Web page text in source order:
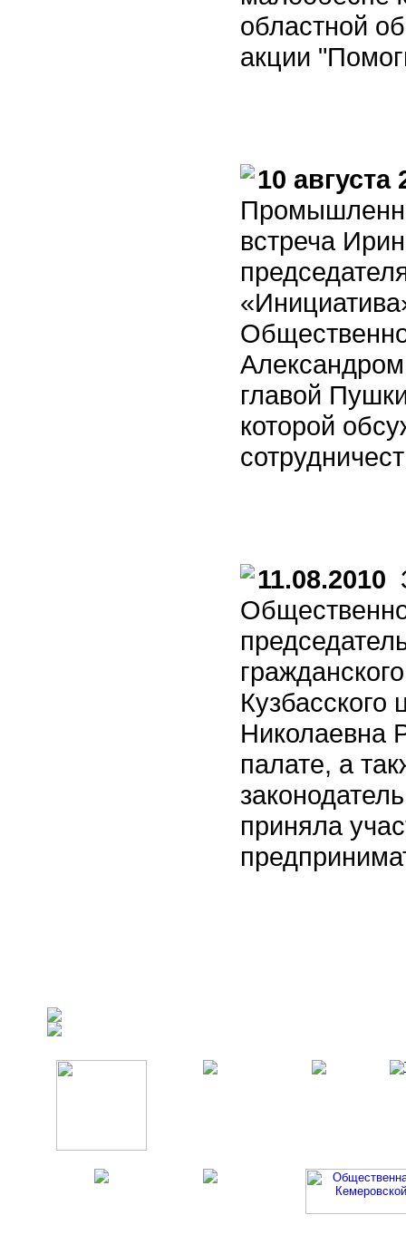
областной
акции
10 августа
встреча
главой
которой
11.08.2010
Николаевна
палате, а
приняла